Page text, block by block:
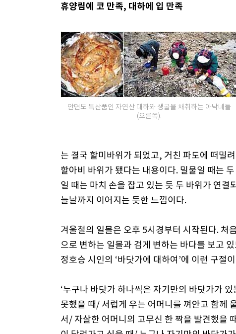
휴양림에 코 만족, 대하에 입 만족
안면도 특산품인 자연산 대하와 생굴을 채취하는 아낙네들
(오른쪽).
는 결국 할미바위가 되었고, 거친 파도에 떠밀
할아비 바위가 됐다는 내용이다. 밀물일 때는
일 때는 마치 손을 잡고 있는 듯 두 바위가 연
늘날까지 이어지는 듯한 느낌이다.
겨울철의 일몰은 오후 5시경부터 시작된다. 처
으로 변하는 일몰과 검게 변하는 바다를 보고
정호승 시인의 ‘바닷가에 대하여’에 이런 구절
‘누구나 바닷가 하나씩은 자기만의 바닷가가
못했을 때/ 서럽게 우는 어머니를 껴안고 함께
서/ 자살한 어머니의 고무신 한 짝을 발견했